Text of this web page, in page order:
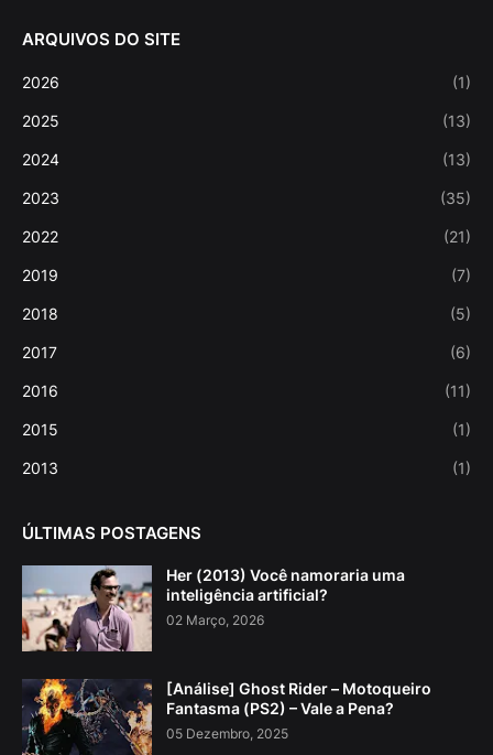
ARQUIVOS DO SITE
2026 (1)
2025 (13)
2024 (13)
2023 (35)
2022 (21)
2019 (7)
2018 (5)
2017 (6)
2016 (11)
2015 (1)
2013 (1)
ÚLTIMAS POSTAGENS
Her (2013) Você namoraria uma
inteligência artificial?
02 Março, 2026
[Análise] Ghost Rider – Motoqueiro
Fantasma (PS2) – Vale a Pena?
05 Dezembro, 2025